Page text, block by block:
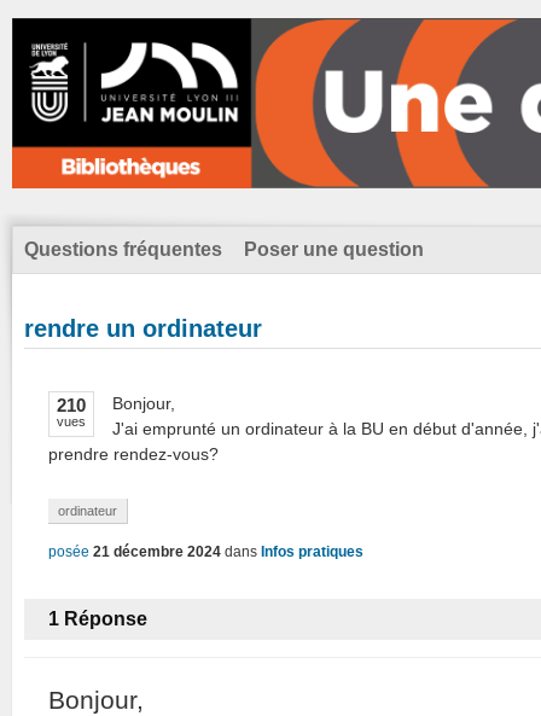
Questions fréquentes Poser une question
rendre un ordinateur
210
vues
Bonjour,
J'ai emprunté un ordinateur à la BU en début d'année,
prendre rendez-vous?
ordinateur
posée 21 décembre 2024 dans Infos pratiques
1 Réponse
Bonjour,